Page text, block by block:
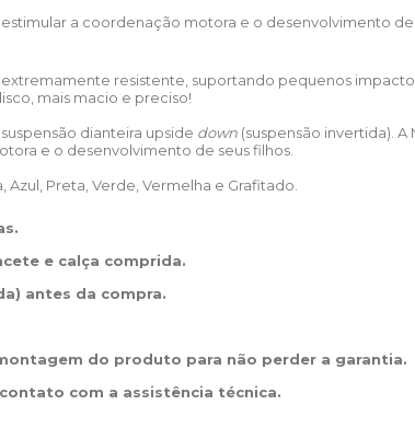
a coordenação motora e o desenvolvimento
resistente, suportando pequenos
mais macio e preciso!
dianteira upside down (suspensão invertida). A
e o desenvolvimento de seus filhos.
Preta, Verde, Vermelha e Grafitado.
e calça comprida.
antes da compra.
do produto para não perder a garantia.
com a assistência técnica.